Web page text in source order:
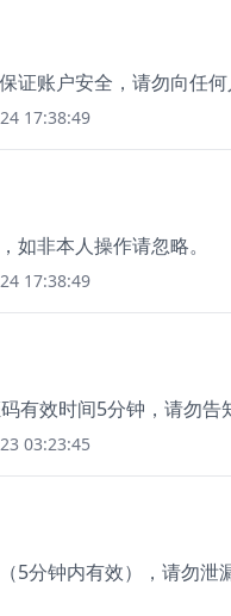
证账户安全，请勿向任何
17:38:49
如非本人操作请忽略。
17:38:49
有效时间5分钟，请勿告
03:23:45
5分钟内有效），请勿